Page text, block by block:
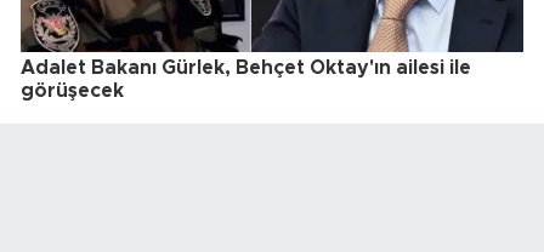
Adalet Bakanı Gürlek, Behçet Oktay'ın ailesi ile
görüşecek